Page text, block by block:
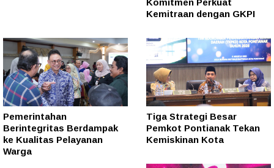
Komitmen Perkuat
Kemitraan dengan GKPI
Pemerintahan
Berintegritas Berdampak
ke Kualitas Pelayanan
Warga
Tiga Strategi Besar
Pemkot Pontianak Tekan
Kemiskinan Kota